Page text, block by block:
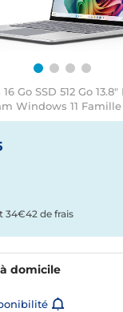
Go SSD 512 Go
Windows 11 Famille
34€42 de frais
domicile